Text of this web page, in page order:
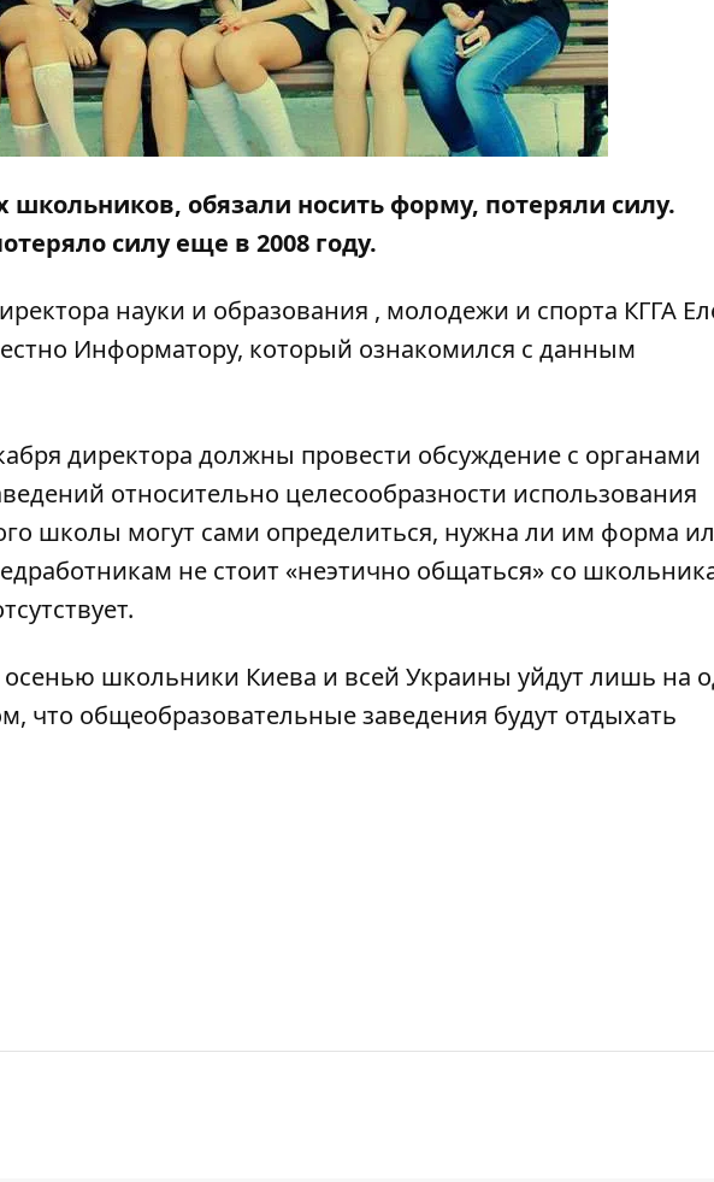
школьников, обязали носить форму, потеряли силу.
силу еще в 2008 году.
науки и образования , молодежи и спорта КГГА
Информатору, который ознакомился с данным
директора должны провести обсуждение с органами
относительно целесообразности использования
школы могут сами определиться, нужна ли им форма
не стоит «неэтично общаться» со
осенью школьники Киева и всей Украины уйдут лишь на
что общеобразовательные заведения будут отдыхать